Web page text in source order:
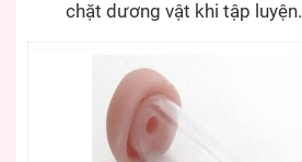
chặt dương vật khi tập luyện.